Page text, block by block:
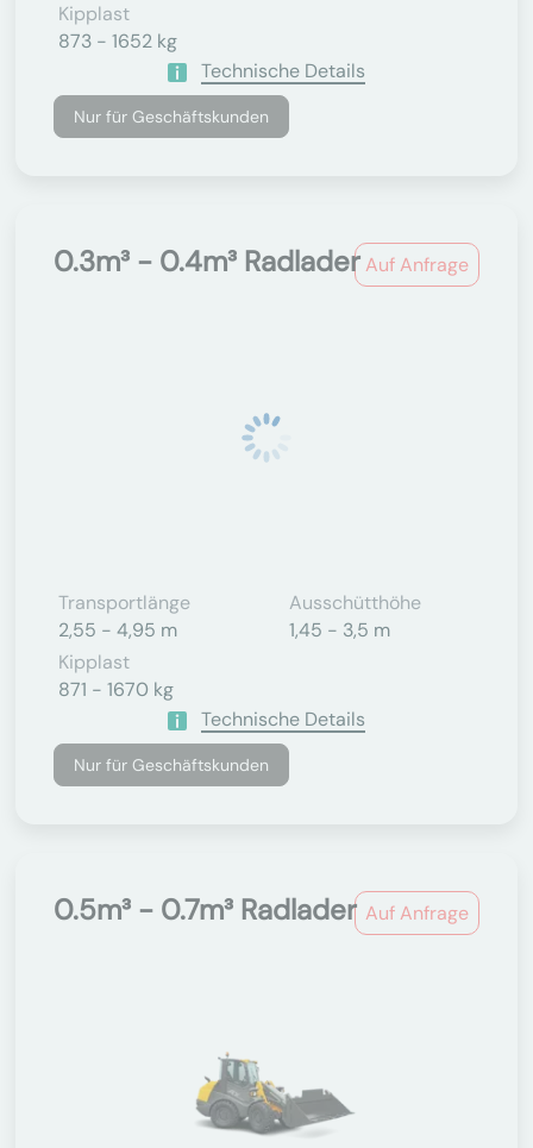
Kipplast
873 - 1652 kg
Technische Details
Nur für Geschäftskunden
Auf Anfrage
0.3m³ - 0.4m³ Radlader
Transportlänge
2,55 - 4,95 m
Ausschütthöhe
1,45 - 3,5 m
Kipplast
871 - 1670 kg
Technische Details
Nur für Geschäftskunden
Auf Anfrage
0.5m³ - 0.7m³ Radlader